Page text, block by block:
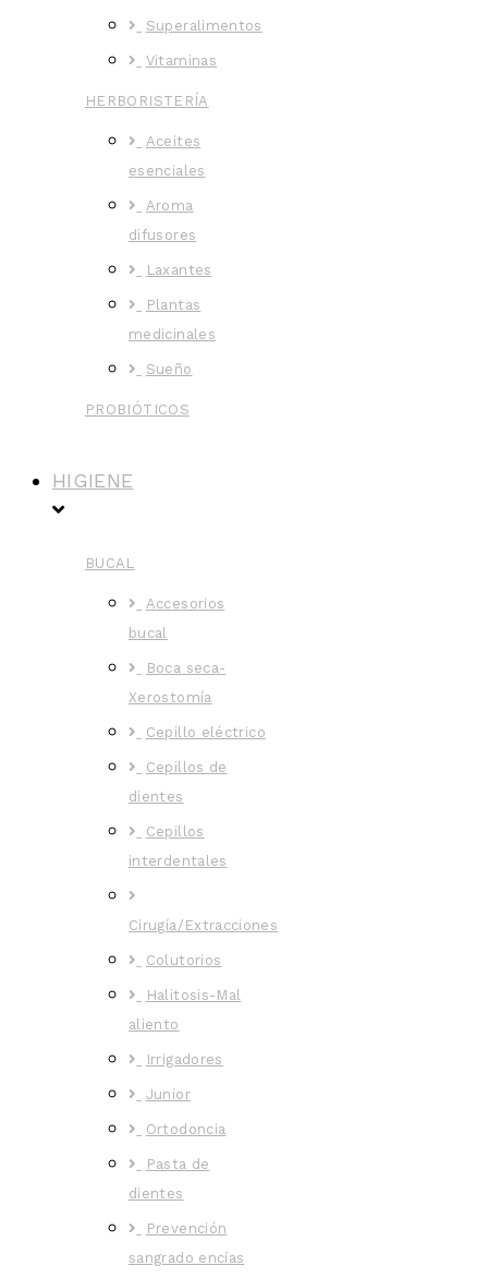
Superalimentos
Vitaminas
HERBORISTERÍA
Aceites
esenciales
Aroma
difusores
Laxantes
Plantas
medicinales
Sueño
PROBIÓTICOS
HIGIENE
BUCAL
Accesorios
bucal
Boca seca-
Xerostomía
Cepillo eléctrico
Cepillos de
dientes
Cepillos
interdentales
Cirugía/Extracciones
Colutorios
Halitosis-Mal
aliento
Irrigadores
Junior
Ortodoncia
Pasta de
dientes
Prevención
sangrado encías